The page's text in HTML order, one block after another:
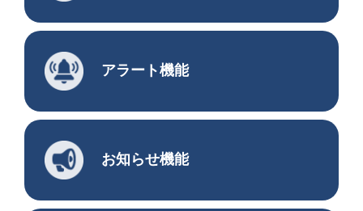
アラート機能
お知らせ機能